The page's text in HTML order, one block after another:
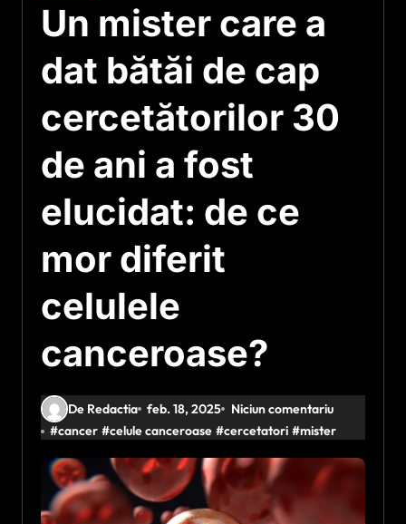
Un mister care a
dat bătăi de cap
cercetătorilor 30
de ani a fost
elucidat: de ce
mor diferit
celulele
canceroase?
De Redactia feb. 18, 2025
Niciun comentariu
#cancer #celule canceroase #cercetatori #mister